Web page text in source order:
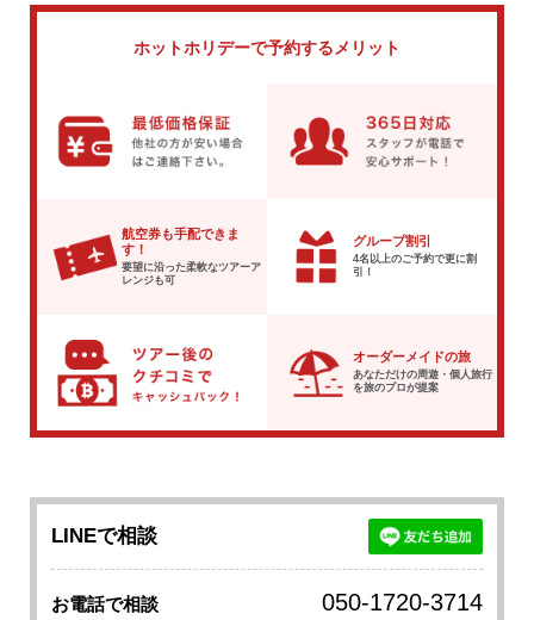
ホットホリデーで予約するメリット
航空券も手配できま
す！
要望に沿った柔軟なツアーア
レンジも可
グループ割引
4名以上のご予約で更に割
引！
オーダーメイドの旅
あなただけの周遊・個人旅行
を旅のプロが提案
LINEで相談
お電話で相談 050-1720-3714